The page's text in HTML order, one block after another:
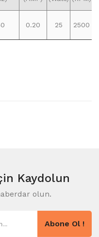
0.20 25 2500
Kaydolun
olun.
Abone Ol !